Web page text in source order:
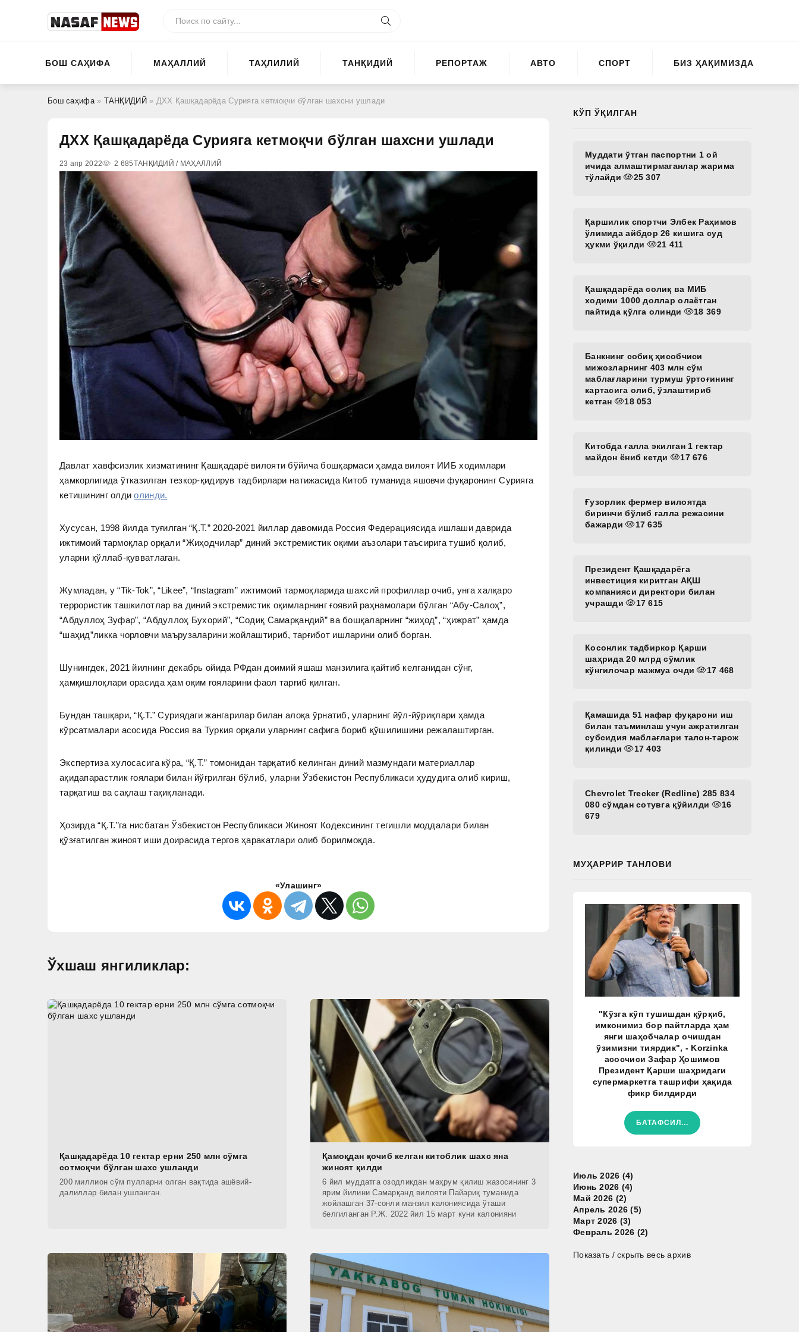
БОШ САҲИФА МАҲАЛЛИЙ ТАҲЛИЛИЙ ТАНҚИДИЙ РЕПОРТАЖ АВТО СПОРТ БИЗ ҲАҚИМИЗДА
Бош саҳифа» ТАНҚИДИЙ » ДХХ Қашқадарёда Сурияга кетмоқчи бўлган шахсни ушлади
ДХХ Қашқадарёда Сурияга кетмоқчи бўлган шахсни ушлади
23 апр 2022 2 685ТАНҚИДИЙ / МАҲАЛЛИЙ
Давлат хавфсизлик хизматининг Қашқадарё вилояти бўйича бошқармаси ҳамда вилоят ИИБ ходимлари
ҳамкорлигида ўтказилган тезкор-қидирув тадбирлари натижасида Китоб туманида яшовчи фуқаронинг Сурияга
кетишининг олдиолинди.
Хусусан, 1998 йилда туғилган “Қ.Т.” 2020-2021 йиллар давомида Россия Федерациясида ишлаши даврида
ижтимоий тармоқлар орқали “Жиҳодчилар” диний экстремистик оқими аъзолари таъсирига тушиб қолиб,
уларни қўллаб-қувватлаган.
Жумладан, у “Tik-Tok”, “Likee”, “Instagram” ижтимоий тармоқларида шахсий профиллар очиб, унга халқаро
террористик ташкилотлар ва диний экстремистик оқимларнинг ғоявий раҳнамолари бўлган “Абу-Салоҳ”,
“Абдуллоҳ Зуфар”, “Абдуллоҳ Бухорий”, “Содиқ Самарқандий” ва бошқаларнинг “жиҳод”, “ҳижрат” ҳамда
“шаҳид”ликка чорловчи маърузаларини жойлаштириб, тарғибот ишларини олиб борган.
Шунингдек, 2021 йилнинг декабрь ойида РФдан доимий яшаш манзилига қайтиб келганидан сўнг,
ҳамқишлоқлари орасида ҳам оқим ғояларини фаол тарғиб қилган.
Бундан ташқари, “Қ.Т.” Суриядаги жангарилар билан алоқа ўрнатиб, уларнинг йўл-йўриқлари ҳамда
кўрсатмалари асосида Россия ва Туркия орқали уларнинг сафига бориб қўшилишини режалаштирган.
Экспертиза хулосасига кўра, “Қ.Т.” томонидан тарқатиб келинган диний мазмундаги материаллар
ақидапарастлик ғоялари билан йўғрилган бўлиб, уларни Ўзбекистон Республикаси ҳудудига олиб кириш,
тарқатиш ва сақлаш тақиқланади.
Ҳозирда “Қ.Т.”га нисбатан Ўзбекистон Республикаси Жиноят Кодексининг тегишли моддалари билан
қўзғатилган жиноят иши доирасида тергов ҳаракатлари олиб борилмоқда.
«Улашинг»
Ўхшаш янгиликлар:
Қашқадарёда 10 гектар ерни 250 млн сўмга
сотмоқчи бўлган шахс ушланди
200 миллион сўм пулларни олган вақтида ашёвий-
далиллар билан ушланган.
Қамоқдан қочиб келган китоблик шахс яна
жиноят қилди
6 йил муддатга озодликдан маҳрум қилиш жазосининг 3
ярим йилини Самарқанд вилояти Пайариқ туманида
жойлашган 37-сонли манзил калониясида ўташи
белгиланган Р.Ж. 2022 йил 15 март куни калонияни
КЎП ЎҚИЛГАН
Муддати ўтган паспортни 1 ой
ичида алмаштирмаганлар жарима
тўлайди
25 307
Қаршилик спортчи Элбек Раҳимов
ўлимида айбдор 26 кишига суд
ҳукми ўқилди
21 411
Қашқадарёда солиқ ва МИБ
ходими 1000 доллар олаётган
пайтида қўлга олинди
18 369
Банкнинг собиқ ҳисобчиси
мижозларнинг 403 млн сўм
маблағларини турмуш ўртоғининг
картасига олиб, ўзлаштириб
кетган
18 053
Китобда ғалла экилган 1 гектар
майдон ёниб кетди
17 676
Ғузорлик фермер вилоятда
биринчи бўлиб ғалла режасини
бажарди
17 635
Президент Қашқадарёга
инвестиция киритган АҚШ
компанияси директори билан
учрашди
17 615
Косонлик тадбиркор Қарши
шаҳрида 20 млрд сўмлик
кўнгилочар мажмуа очди
17 468
Қамашида 51 нафар фуқарони иш
билан таъминлаш учун ажратилган
субсидия маблағлари талон-тарож
қилинди
17 403
Chevrolet Trecker (Redline) 285 834
080 сўмдан сотувга қўйилди
16
679
МУҲАРРИР ТАНЛОВИ
"Кўзга кўп тушишдан қўрқиб,
имконимиз бор пайтларда ҳам
янги шаҳобчалар очишдан
ўзимизни тиярдик", - Korzinka
асосчиси Зафар Ҳошимов
Президент Қарши шаҳридаги
супермаркетга ташрифи ҳақида
фикр билдирди
БАТАФСИЛ...
Июль 2026 (4)
Июнь 2026 (4)
Май 2026 (2)
Апрель 2026 (5)
Март 2026 (3)
Февраль 2026 (2)
Показать / скрыть весь архив